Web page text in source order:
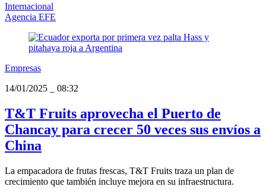
Internacional
Agencia EFE
Empresas
14/01/2025
08:32
T&T Fruits aprovecha el Puerto de
Chancay para crecer 50 veces sus envíos a
China
La empacadora de frutas frescas, T&T Fruits traza un plan de
crecimiento que también incluye mejora en su infraestructura.